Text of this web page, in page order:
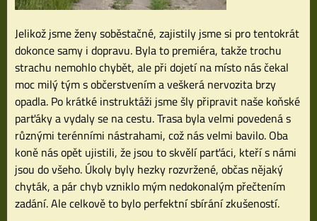
Jelikož jsme ženy soběstačné, zajistily jsme si pro tentokrát
dokonce samy i dopravu. Byla to premiéra, takže trochu
strachu nemohlo chybět, ale při dojetí na místo nás čekal
moc milý tým s občerstvením a veškerá nervozita brzy
opadla. Po krátké instruktáži jsme šly připravit naše koňské
parťáky a vydaly se na cestu. Trasa byla velmi povedená s
různými terénními nástrahami, což nás velmi bavilo. Oba
koně nás opět ujistili, že jsou to skvělí parťáci, kteří s námi
jsou do všeho. Úkoly byly hezky rozvržené, občas nějaký
chyták, a pár chyb vzniklo mým nedokonalým přečtením
zadání. Ale celkově to bylo perfektní sbírání zkušeností.